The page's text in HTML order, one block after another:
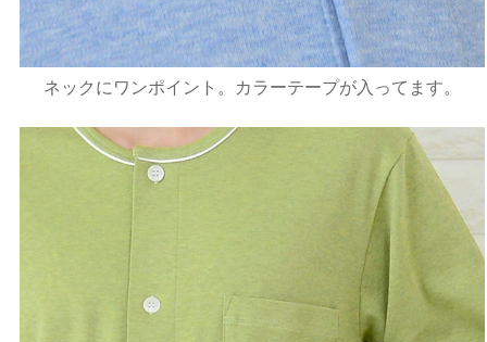
ネックにワンポイント。カラーテープが入ってます。